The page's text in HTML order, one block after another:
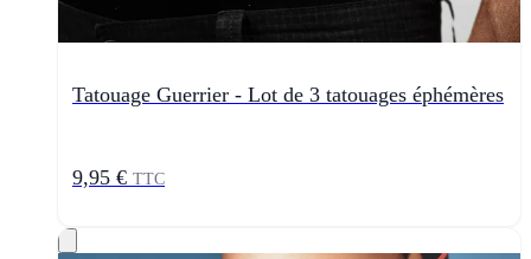
Tatouage Guerrier - Lot de 3 tatouages éphémères
9,95 € TTC